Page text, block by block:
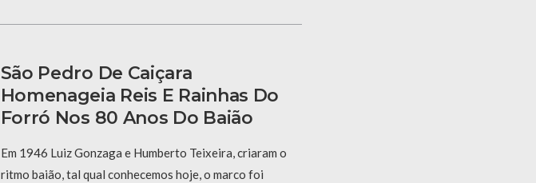
São Pedro De Caiçara
Homenageia Reis E Rainhas Do
Forró Nos 80 Anos Do Baião
Em 1946 Luiz Gonzaga e Humberto Teixeira, criaram o
ritmo baião, tal qual conhecemos hoje, o marco foi